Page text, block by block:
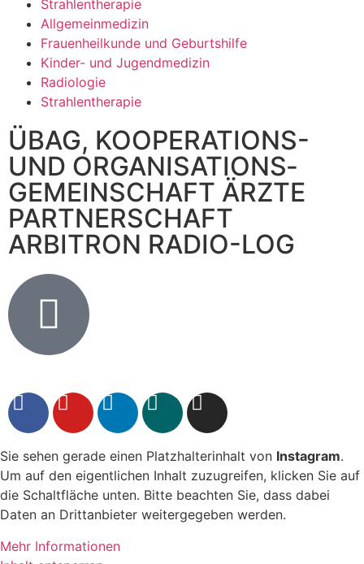
Strahlentherapie
Allgemeinmedizin
Frauenheilkunde und Geburtshilfe
Kinder- und Jugendmedizin
Radiologie
Strahlentherapie
ÜBAG, KOOPERATIONS-
UND ORGANISATIONS­
GEMEINSCHAFT ÄRZTE
PARTNERSCHAFT
ARBITRON RADIO-LOG
Sie sehen gerade einen Platzhalterinhalt von Instagram.
Um auf den eigentlichen Inhalt zuzugreifen, klicken Sie auf
die Schaltfläche unten. Bitte beachten Sie, dass dabei
Daten an Drittanbieter weitergegeben werden.
Mehr Informationen